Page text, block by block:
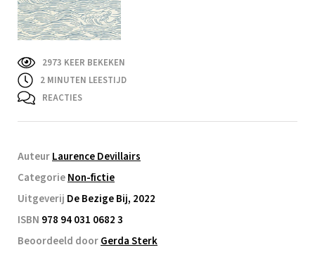
2973 KEER BEKEKEN
2 MINUTEN LEESTIJD
REACTIES
AuteurLaurence Devillairs
CategorieNon-fictie
Uitgeverij De Bezige Bij, 2022
ISBN 978 94 031 0682 3
Beoordeeld doorGerda Sterk